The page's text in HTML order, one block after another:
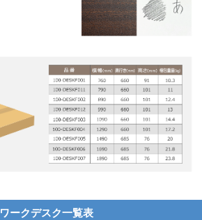
ワークデスク一覧表